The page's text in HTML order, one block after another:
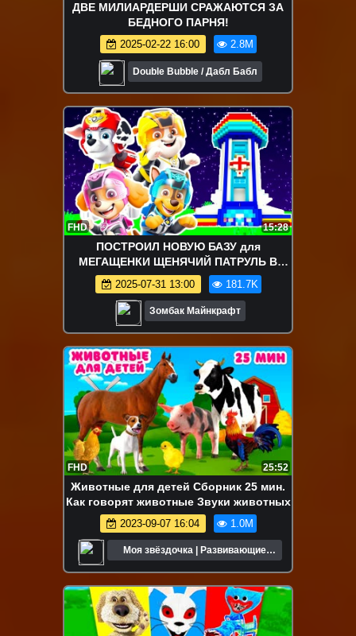
ДВЕ МИЛИАРДЕРШИ СРАЖАЮТСЯ ЗА
БЕДНОГО ПАРНЯ!
2025-02-22 16:00 2.8M
Double Bubble / Дабл Бабл
FHD 15:28
ПОСТРОИЛ НОВУЮ БАЗУ для
МЕГАЩЕНКИ ЩЕНЯЧИЙ ПАТРУЛЬ В
МАЙНКРАФТ МУЛЬТИК ДОМ
2025-07-31 13:00 181.7K
Зомбак Майнкрафт
FHD 25:52
Животные для детей Сборник 25 мин.
Как говорят животные Звуки животных
2023-09-07 16:04 1.0M
Моя звёздочка | Развивающие